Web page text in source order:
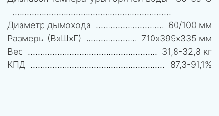
Диаметр дымохода
60/100 мм
Размеры (ВхШхГ)
710х399х335 мм
Вес
31,8-32,8 кг
КПД
87,3-91,1%